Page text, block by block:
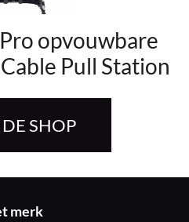
opvouwbare
Pull Station
SHOP
merk